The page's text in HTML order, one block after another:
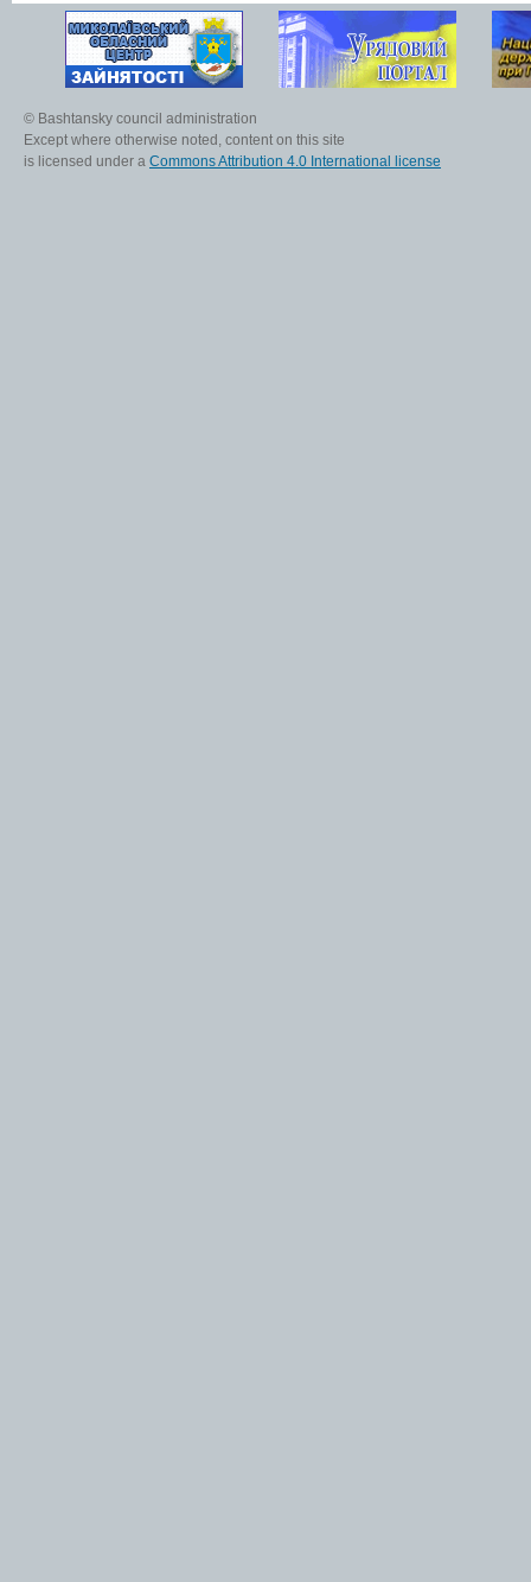
© Bashtansky council administration
Except where otherwise noted, content on this site
is licensed under a Commons Attribution 4.0 International license